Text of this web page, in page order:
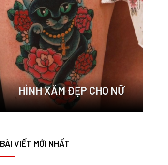
HÌNH XĂM ĐẸP CHO NỮ
BÀI VIẾT MỚI NHẤT